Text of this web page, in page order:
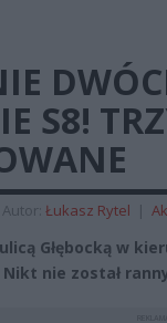
S8!
Autor: Łukasz Rytel |
Głębocką w
nie został